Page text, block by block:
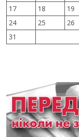
17
18 19
24
25 26
31